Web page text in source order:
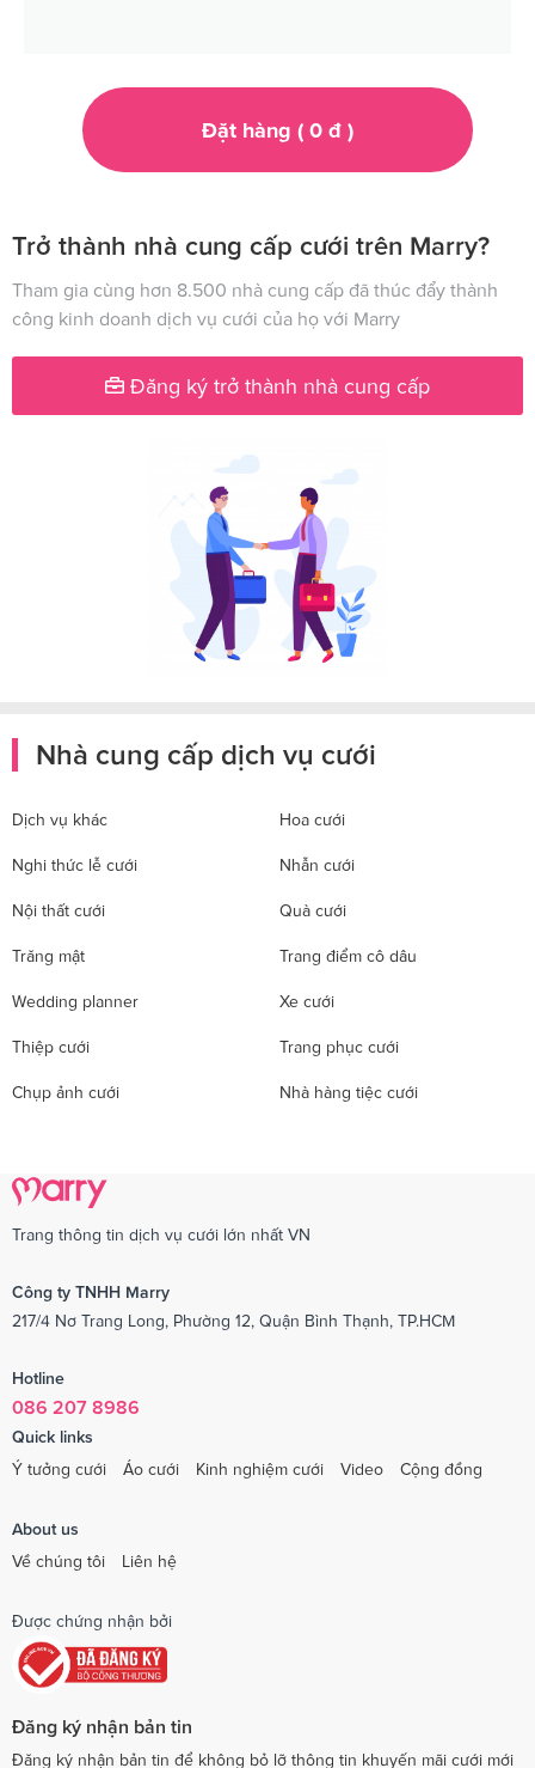
Đặt hàng ( 0đ )
Trở thành nhà cung cấp cưới trên Marry?
Tham gia cùng hơn 8.500 nhà cung cấp đã thúc đẩy thành
công kinh doanh dịch vụ cưới của họ với Marry
Đăng ký trở thành nhà cung cấp
Nhà cung cấp dịch vụ cưới
Dịch vụ khác Hoa cưới
Nghi thức lễ cưới Nhẫn cưới
Nội thất cưới Quà cưới
Trăng mật Trang điểm cô dâu
Wedding planner Xe cưới
Thiệp cưới Trang phục cưới
Chụp ảnh cưới Nhà hàng tiệc cưới
Trang thông tin dịch vụ cưới lớn nhất VN
Công ty TNHH Marry
217/4 Nơ Trang Long, Phường 12, Quận Bình Thạnh, TP.HCM
Hotline
086 207 8986
Quick links
Ý tưởng cưới
Áo cưới Kinh nghiệm cưới Video Cộng đồng
About us
Về chúng tôi
Liên hệ
Được chứng nhận bởi
Đăng ký nhận bản tin
Đăng ký nhận bản tin để không bỏ lỡ thông tin khuyến mãi cưới mới